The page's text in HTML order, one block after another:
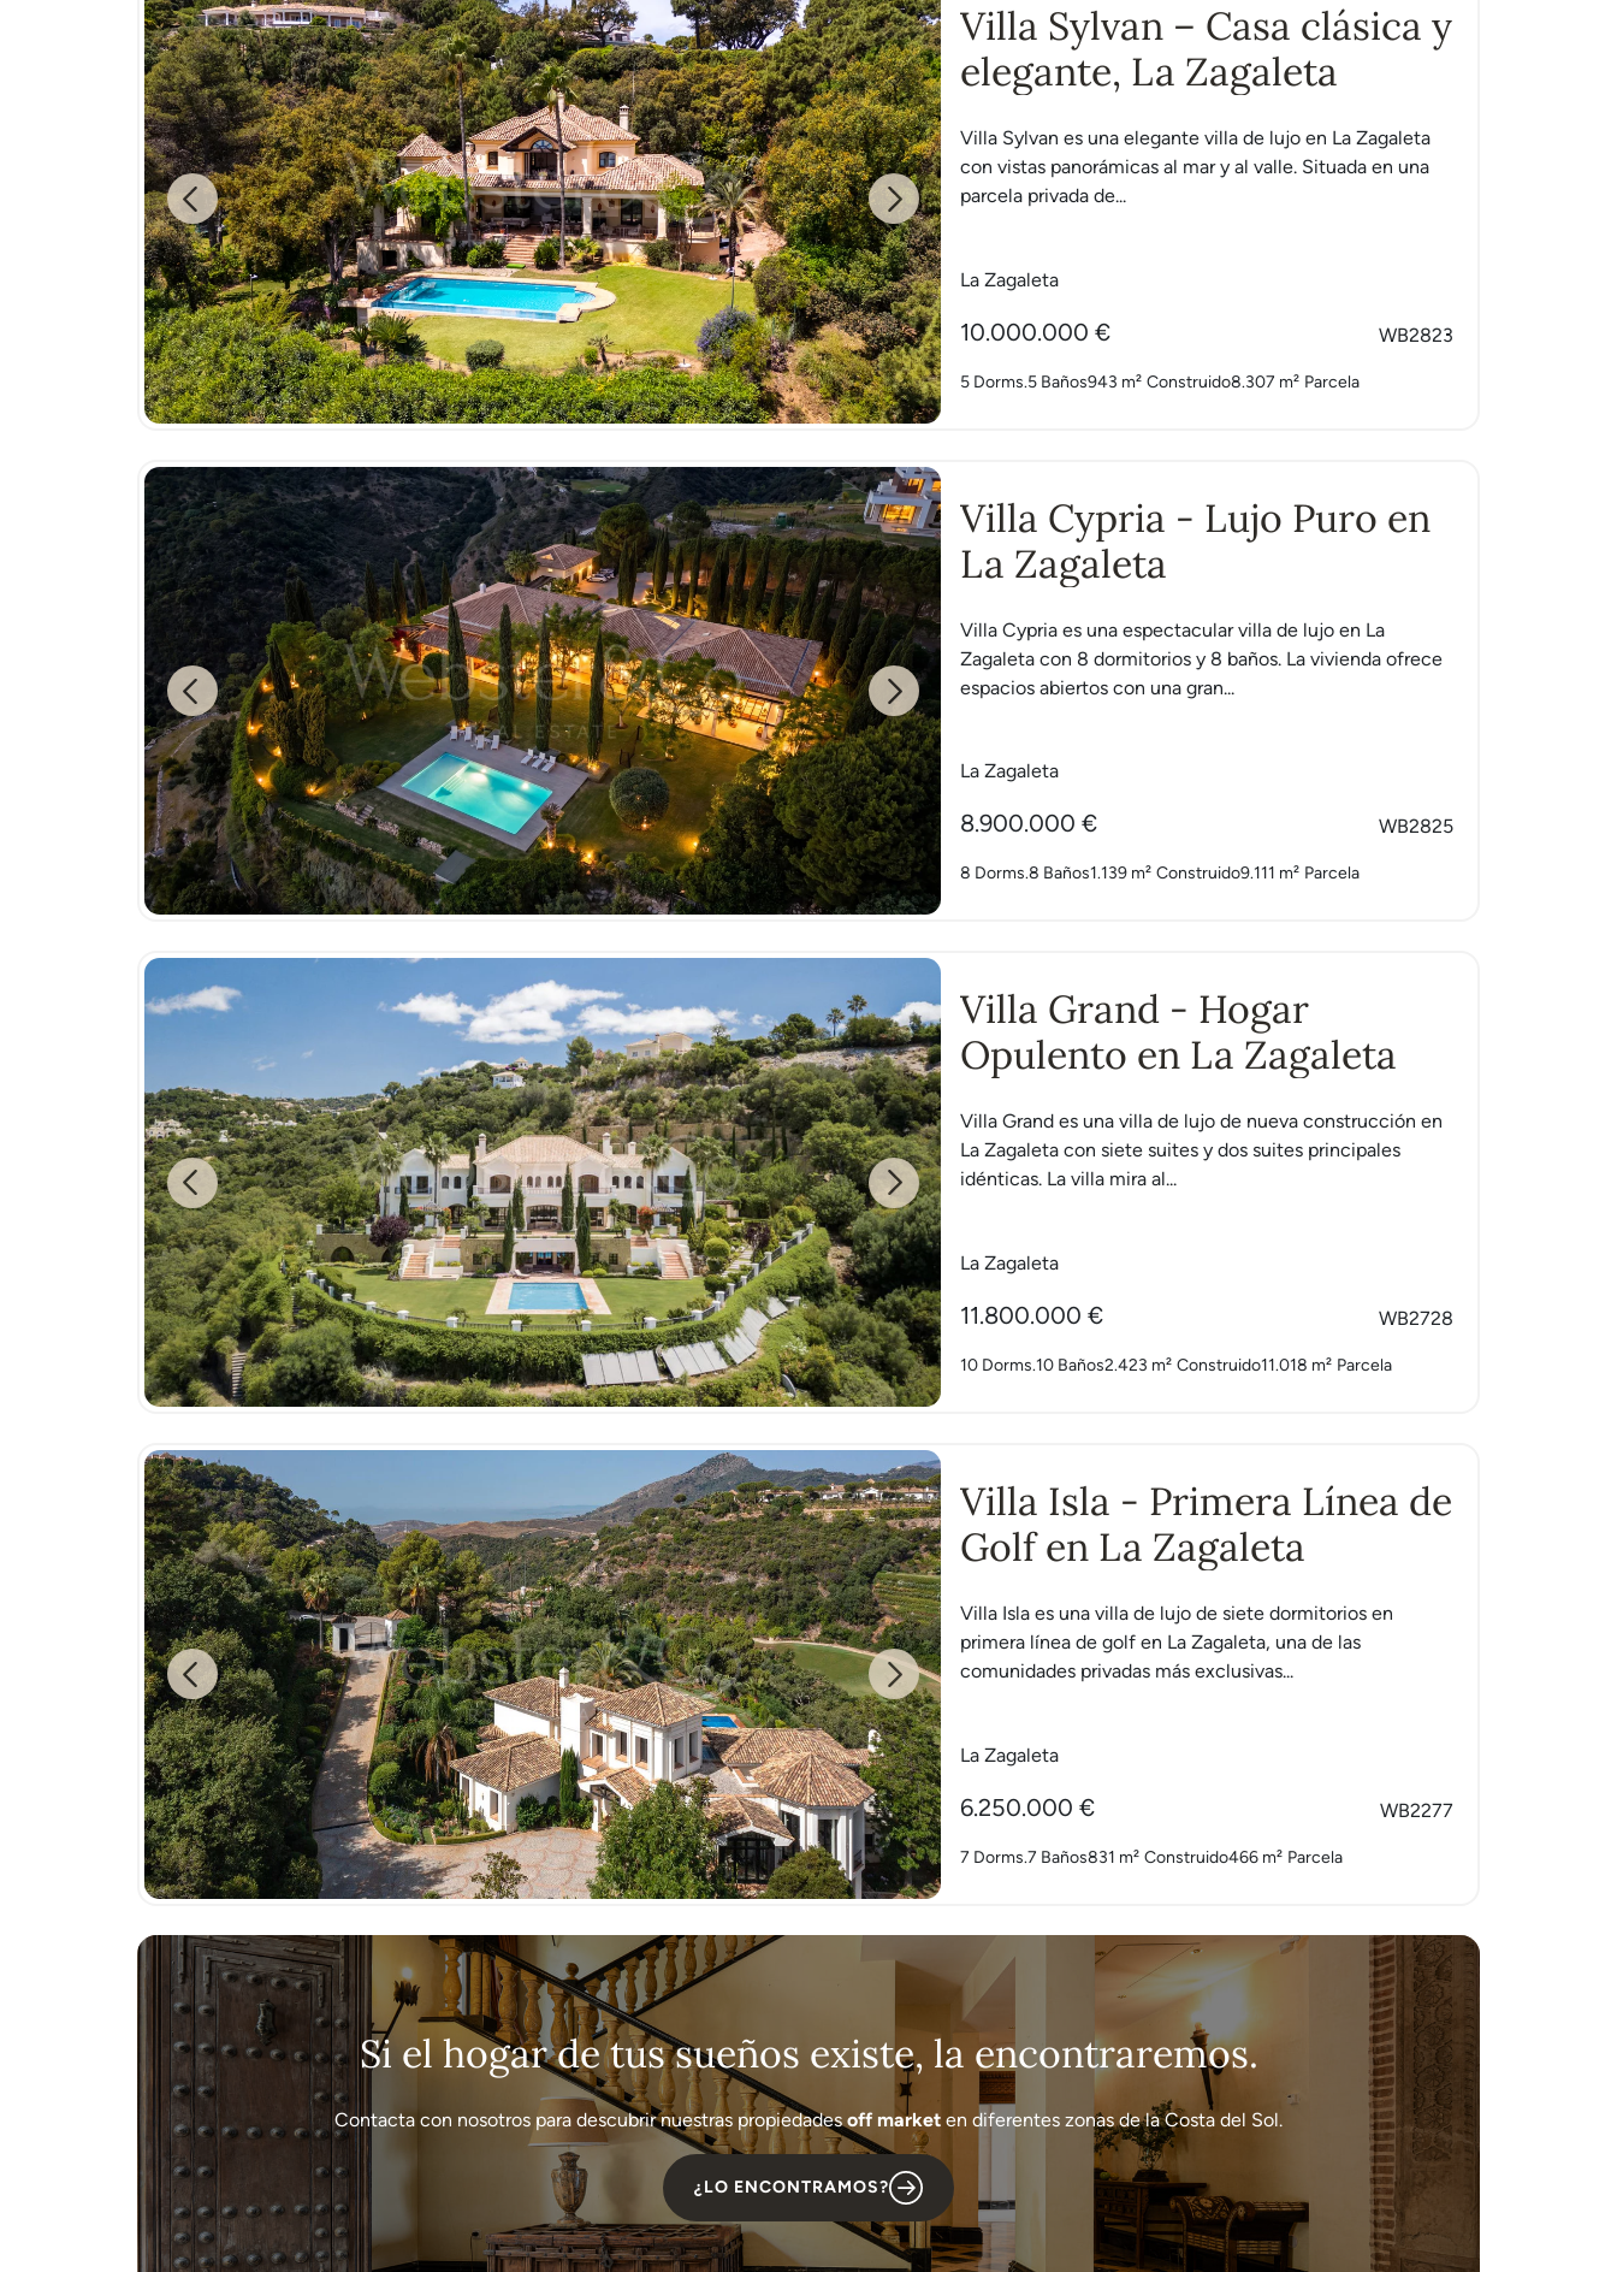
Previous Next
Villa Sylvan – Casa clásica y
elegante, La Zagaleta
Villa Sylvan es una elegante villa de lujo en La Zagaleta
con vistas panorámicas al mar y al valle. Situada en una
parcela privada de...
La Zagaleta
10.000.000 € WB2823
5 Dorms.5 Baños943 m² Construido8.307 m² Parcela
Previous Next
Villa Cypria - Lujo Puro en
La Zagaleta
Villa Cypria es una espectacular villa de lujo en La
Zagaleta con 8 dormitorios y 8 baños. La vivienda ofrece
espacios abiertos con una gran...
La Zagaleta
8.900.000 € WB2825
8 Dorms.8 Baños1.139 m² Construido9.111 m² Parcela
Previous Next
Villa Grand - Hogar
Opulento en La Zagaleta
Villa Grand es una villa de lujo de nueva construcción en
La Zagaleta con siete suites y dos suites principales
idénticas. La villa mira al...
La Zagaleta
11.800.000 € WB2728
10 Dorms.10 Baños2.423 m² Construido11.018 m² Parcela
Previous Next
Villa Isla - Primera Línea de
Golf en La Zagaleta
Villa Isla es una villa de lujo de siete dormitorios en
primera línea de golf en La Zagaleta, una de las
comunidades privadas más exclusivas...
La Zagaleta
6.250.000 € WB2277
7 Dorms.7 Baños831 m² Construido466 m² Parcela
Si el hogar de tus sueños existe, la encontraremos.
Contacta con nosotros para descubrir nuestras propiedades off market en diferentes zonas de la Costa del Sol.
¿LO ENCONTRAMOS?